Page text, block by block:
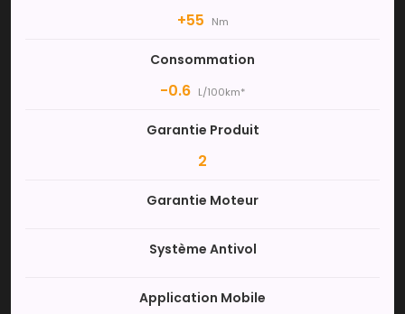
+55 Nm
Consommation
-0.6 L/100km*
Garantie Produit
2
Garantie Moteur
Système Antivol
Application Mobile